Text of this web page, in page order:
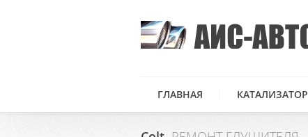
ГЛАВНАЯ КАТАЛИЗАТОР